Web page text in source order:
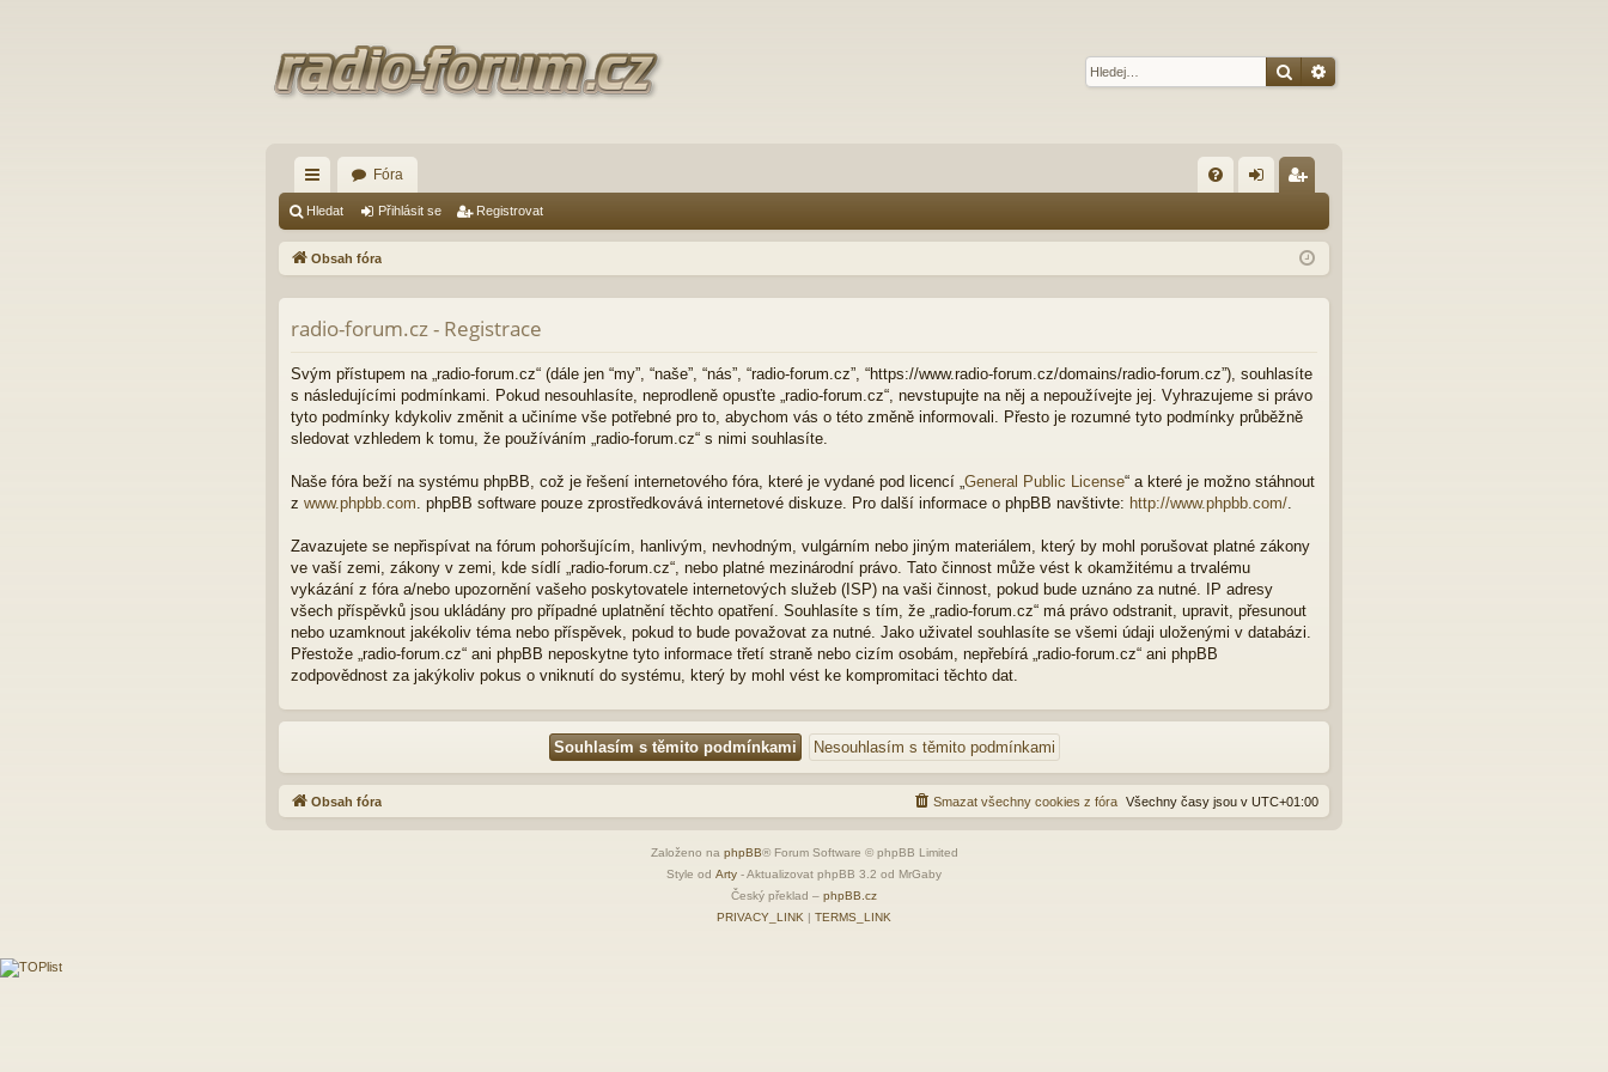
HledatPokročilé hledání
yc
hl
od
ka
zy
Fóra
Q lá ist
t
Hledat Přihlásit se Registrovat
Obsah fóra
radio-forum.cz - Registrace
Svým přístupem na „radio-forum.cz“ (dále jen “my”, “naše”, “nás”, “radio-forum.cz”, “https://www.radio-forum.cz/domains/radio-forum.cz”), souhlasíte
s následujícími podmínkami. Pokud nesouhlasíte, neprodleně opusťte „radio-forum.cz“, nevstupujte na něj a nepoužívejte jej. Vyhrazujeme si právo
tyto podmínky kdykoliv změnit a učiníme vše potřebné pro to, abychom vás o této změně informovali. Přesto je rozumné tyto podmínky průběžně
sledovat vzhledem k tomu, že používáním „radio-forum.cz“ s nimi souhlasíte.
Naše fóra beží na systému phpBB, což je řešení internetového fóra, které je vydané pod licencí „ General Public License“ a které je možno stáhnout
z www.phpbb.com . phpBB software pouze zprostředkovává internetové diskuze. Pro další informace o phpBB navštivte: http://www.phpbb.com/
Zavazujete se nepřispívat na fórum pohoršujícím, hanlivým, nevhodným, vulgárním nebo jiným materiálem, který by mohl porušovat platné zákony
ve vaší zemi, zákony v zemi, kde sídlí „radio-forum.cz“, nebo platné mezinárodní právo. Tato činnost může vést k okamžitému a trvalému
vykázání z fóra a/nebo upozornění vašeho poskytovatele internetových služeb (ISP) na vaši činnost, pokud bude uznáno za nutné. IP adresy
všech příspěvků jsou ukládány pro případné uplatnění těchto opatření. Souhlasíte s tím, že „radio-forum.cz“ má právo odstranit, upravit, přesunout
nebo uzamknout jakékoliv téma nebo příspěvek, pokud to bude považovat za nutné. Jako uživatel souhlasíte se všemi údaji uloženými v databázi.
Přestože „radio-forum.cz“ ani phpBB neposkytne tyto informace třetí straně nebo cizím osobám, nepřebírá „radio-forum.cz“ ani phpBB
zodpovědnost za jakýkoliv pokus o vniknutí do systému, který by mohl vést ke kompromitaci těchto dat.
Obsah fóra Všechny časy jsou v UTC+01:00
Smazat všechny cookies z fóra
Založeno na phpBB® Forum Software © phpBB Limited
Style od Arty - Aktualizovat phpBB 3.2 od MrGaby
Český překlad – phpBB.cz
PRIVACY_LINK | TERMS_LINK